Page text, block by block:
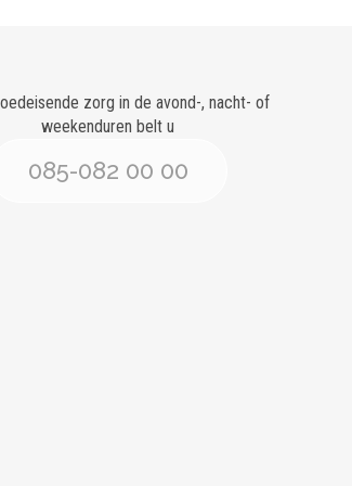
zorg in de avond-, nacht- of
weekenduren belt u
085-082 00 00